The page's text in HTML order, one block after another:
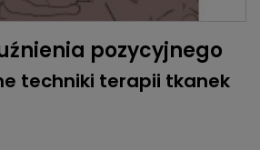
pozycyjnego
techniki terapii tkanek